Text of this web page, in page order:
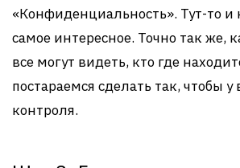
«Конфиденциальность». Тут-то и
самое интересное. Точно так же,
все могут видеть, кто где
постараемся сделать так, чтобы
контроля.